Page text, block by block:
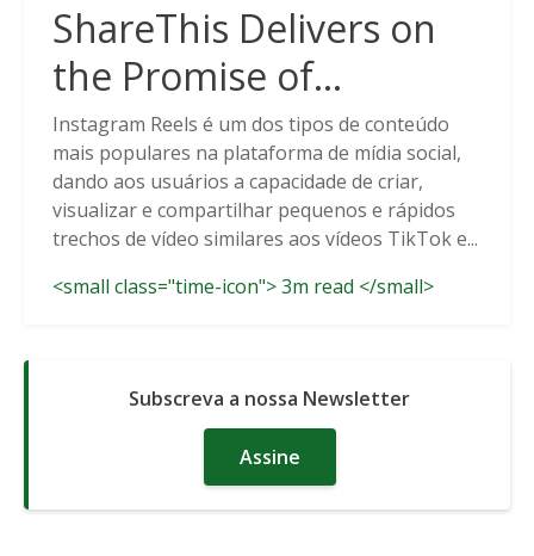
ShareThis Delivers on
the Promise of
Cookieless Data
Solutions
Instagram Reels é um dos tipos de conteúdo
mais populares na plataforma de mídia social,
dando aos usuários a capacidade de criar,
visualizar e compartilhar pequenos e rápidos
trechos de vídeo similares aos vídeos TikTok e...
<small class="time-icon"> 3m read </small>
Subscreva a nossa Newsletter
Assine